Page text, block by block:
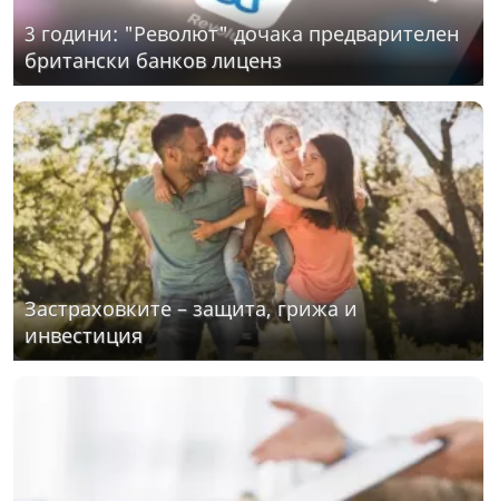
3 години: "Револют" дочака предварителен
британски банков лиценз
Застраховките – защита, грижа и
инвестиция